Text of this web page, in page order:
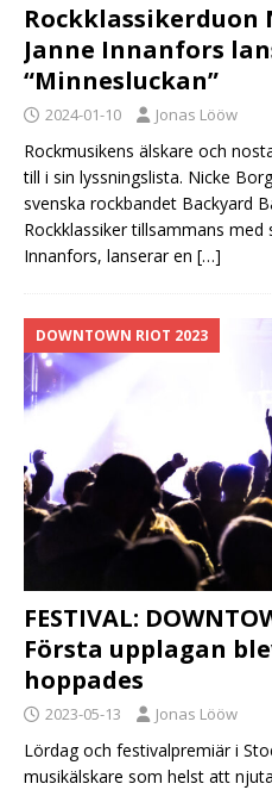
Rockklassikerduon
Janne Innanfors
“Minnesluckan”
2024-01-10 Jonas Lööw
Rockmusikens älskare och
till i sin lyssningslista. Nicke
svenska rockbandet Backyard
Rockklassiker tillsammans med
Innanfors, lanserar en […]
DOWNTOWN RIOT 2023
FESTIVAL:
Första upplagan
hoppades
2023-05-13 Jonas Lööw
Lördag och festivalpremiär i
musikälskare som helst att